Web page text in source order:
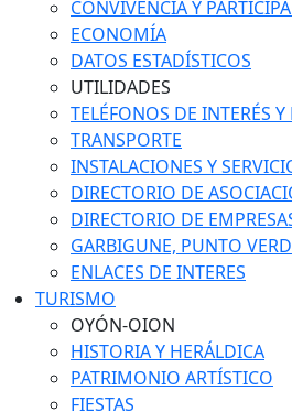
CONVIVENCIA Y
ECONOMÍA
DATOS ESTADÍSTICOS
UTILIDADES
TELÉFONOS DE INTERÉS
TRANSPORTE
INSTALACIONES Y
DIRECTORIO DE
DIRECTORIO DE
GARBIGUNE, PUNTO
ENLACES DE INTERES
TURISMO
OYÓN-OION
HISTORIA Y HERÁLDICA
PATRIMONIO ARTÍSTICO
FIESTAS